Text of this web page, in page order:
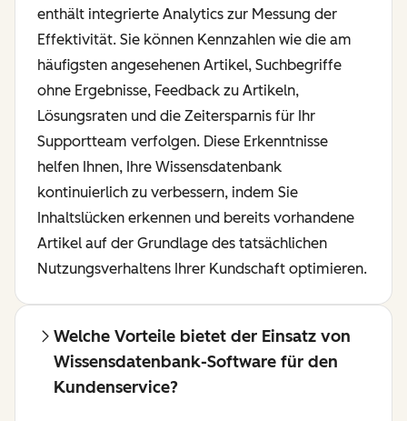
enthält integrierte Analytics zur Messung der
Effektivität. Sie können Kennzahlen wie die am
häufigsten angesehenen Artikel, Suchbegriffe
ohne Ergebnisse, Feedback zu Artikeln,
Lösungsraten und die Zeitersparnis für Ihr
Supportteam verfolgen. Diese Erkenntnisse
helfen Ihnen, Ihre Wissensdatenbank
kontinuierlich zu verbessern, indem Sie
Inhaltslücken erkennen und bereits vorhandene
Artikel auf der Grundlage des tatsächlichen
Nutzungsverhaltens Ihrer Kundschaft optimieren.
Welche Vorteile bietet der Einsatz von
Wissensdatenbank-Software für den
Kundenservice?